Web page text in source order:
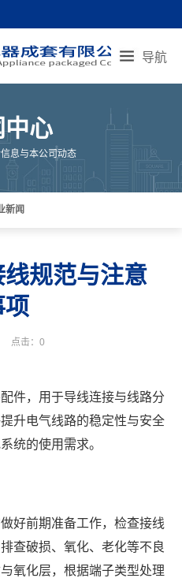
导航
人才招聘 在线留言
中心
息与本公司动态
新闻
规范与注意
项
点击：0
件，用于导线连接与线路分
升电气线路的稳定性与安全
统的使用需求。
好前期准备工作，检查接线
查破损、氧化、老化等不良
氧化层，根据端子类型处理